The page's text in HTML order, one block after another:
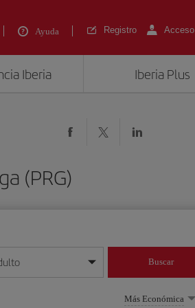
Ayuda Registro Acceso
Iberia Iberia Plus
(PRG)
mes/año
Buscar
Más Económica